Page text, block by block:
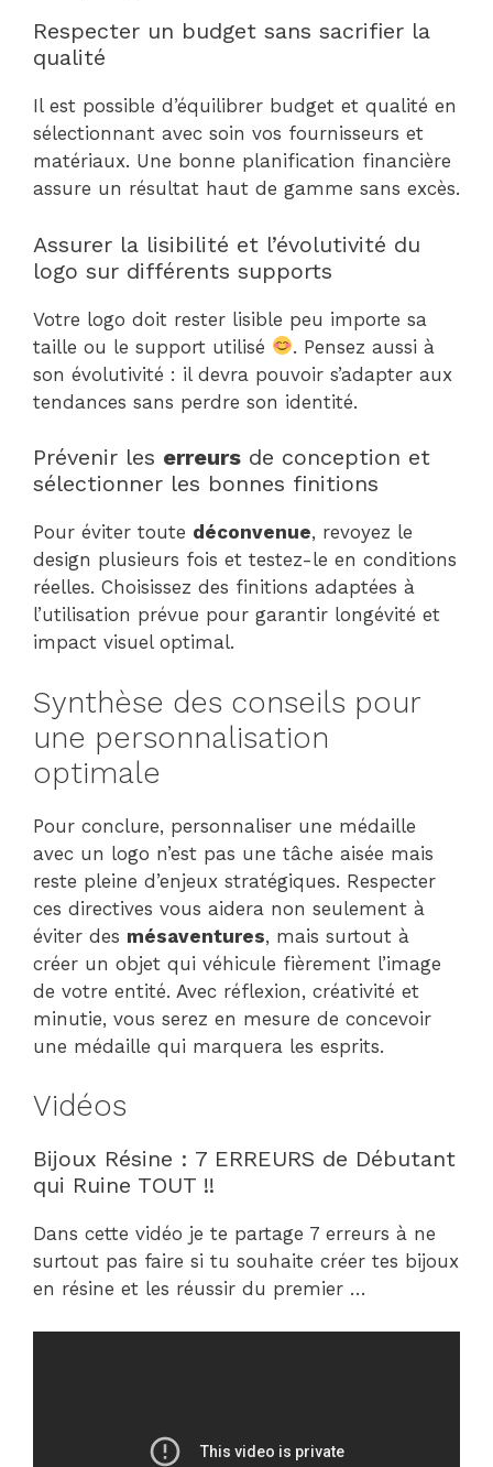
Respecter un budget sans sacrifier la
qualité
Il est possible d’équilibrer budget et qualité en
sélectionnant avec soin vos fournisseurs et
matériaux. Une bonne planification financière
assure un résultat haut de gamme sans excès.
Assurer la lisibilité et l’évolutivité du
logo sur différents supports
Votre logo doit rester lisible peu importe sa
taille ou le support utilisé
. Pensez aussi à
son évolutivité : il devra pouvoir s’adapter aux
tendances sans perdre son identité.
Prévenir les erreurs de conception et
sélectionner les bonnes finitions
Pour éviter toute déconvenue, revoyez le
design plusieurs fois et testez-le en conditions
réelles. Choisissez des finitions adaptées à
l’utilisation prévue pour garantir longévité et
impact visuel optimal.
Synthèse des conseils pour
une personnalisation
optimale
Pour conclure, personnaliser une médaille
avec un logo n’est pas une tâche aisée mais
reste pleine d’enjeux stratégiques. Respecter
ces directives vous aidera non seulement à
éviter des mésaventures, mais surtout à
créer un objet qui véhicule fièrement l’image
de votre entité. Avec réflexion, créativité et
minutie, vous serez en mesure de concevoir
une médaille qui marquera les esprits.
Vidéos
Bijoux Résine : 7 ERREURS de Débutant
qui Ruine TOUT !!
Dans cette vidéo je te partage 7 erreurs à ne
surtout pas faire si tu souhaite créer tes bijoux
en résine et les réussir du premier …